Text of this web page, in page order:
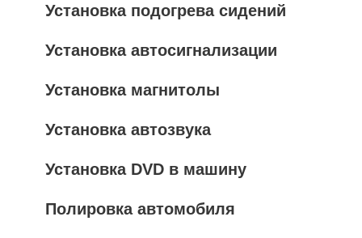
Установка подогрева сидений
Установка автосигнализации
Установка магнитолы
Установка автозвука
Установка DVD в машину
Полировка автомобиля